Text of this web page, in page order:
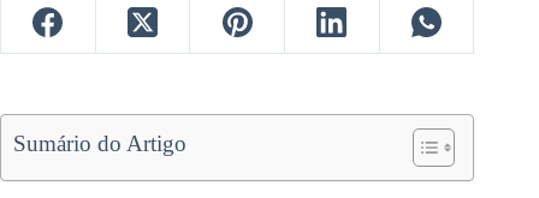
Sumário do Artigo